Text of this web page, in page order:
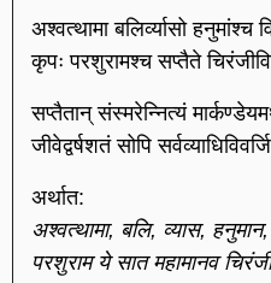
अश्वत्थामा बलिर्व्यासो हनुमांश्च
कृपः परशुरामश्च सप्तैते
सप्तैतान् संस्मरेन्नित्यं
जीवेद्वर्षशतं सोपि
अर्थात:
अश्वत्थामा, बलि, व्यास,
परशुराम ये सात महामानव